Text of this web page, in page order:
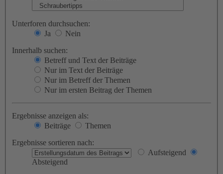
Unterforen durchsuchen:
Ja
Nein
Innerhalb suchen:
Betreff und Text der Beiträge
Nur im Text der Beiträge
Nur im Betreff der Themen
Nur im ersten Beitrag der Themen
Ergebnisse anzeigen als:
Beiträge
Themen
Ergebnisse sortieren nach:
Aufsteigend
Absteigend